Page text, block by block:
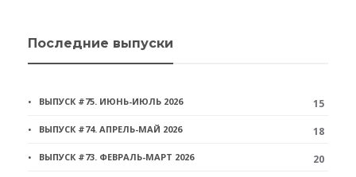
Последние выпуски
ВЫПУСК #75. ИЮНЬ-ИЮЛЬ 2026 15
ВЫПУСК #74. АПРЕЛЬ-МАЙ 2026 18
ВЫПУСК #73. ФЕВРАЛЬ-МАРТ 2026 20